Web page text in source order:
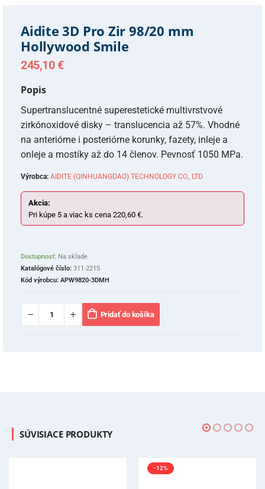
Aidite 3D Pro Zir 98/20 mm
Hollywood Smile
245,10 €
Popis
Supertranslucentné superestetické multivrstvové
zirkónoxidové disky – translucencia až 57%. Vhodné
na anteriórne i posteriórne korunky, fazety, inleje a
onleje a mostíky až do 14 členov. Pevnosť 1050 MPa.
Výrobca: AIDITE (QINHUANGDAO) TECHNOLOGY CO., LTD
Akcia:
Pri kúpe 5 a viac ks cena 220,60 €.
Dostupnosť: Na sklade
Katalógové číslo: 311-221S
Kód výrobcu: APW9820-3DMH
Pridať do košíka
SÚVISIACE PRODUKTY